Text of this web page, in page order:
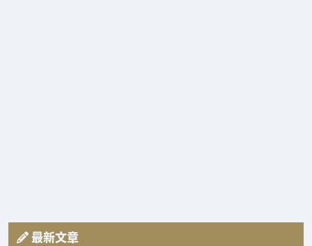
最新文章